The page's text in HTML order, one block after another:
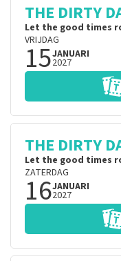
THE DIRTY
Let the good times
VRIJDAG
15JANUARI
2027
THE DIRTY
Let the good times
ZATERDAG
16JANUARI
2027